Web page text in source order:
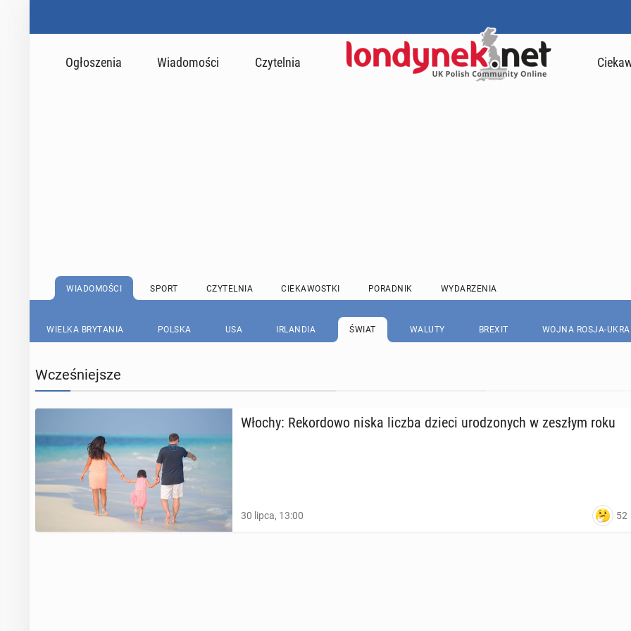
Ogłoszenia Wiadomości Czytelnia
WIADOMOŚCI SPORT CZYTELNIA CIEKAWOSTKI PORADNIK WYDARZENIA
WIELKA BRYTANIA POLSKA USA IRLANDIA ŚWIAT WALUTY BREXIT WOJNA ROSJA-
Wcześniejsze
Włochy: Re­kor­do­wo niska liczba dzieci uro­dzo­nych w zeszłym roku
30 lipca, 13:00 52